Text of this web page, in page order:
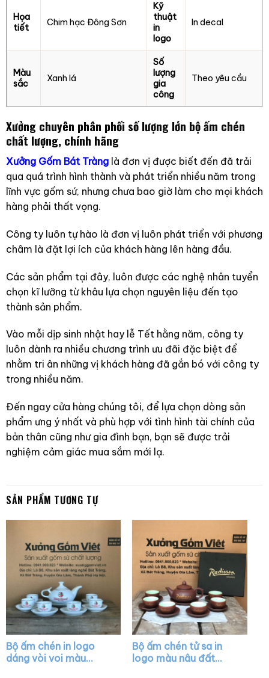
Họa
tiết
Chim hạc Đông Sơn
Kỹ
thuật
in
logo
In decal
Màu
sắc
Xanh lá
Số
lượng
gia
công
Theo yêu cầu
Xưởng chuyên phân phối số lượng lớn bộ ấm chén
chất lượng, chính hãng
Xưởng Gốm Bát Trànglà đơn vị được biết đến đã trải
qua quá trình hình thành và phát triển nhiều năm trong
lĩnh vực gốm sứ, nhưng chưa bao giờ làm cho mọi khách
hàng phải thất vọng.
Công ty luôn tự hào là đơn vị luôn phát triển với phương
châm là đặt lợi ích của khách hàng lên hàng đầu.
Các sản phẩm tại đây, luôn được các nghệ nhân tuyển
chọn kĩ lưỡng từ khâu lựa chọn nguyên liệu đến tạo
thành sản phẩm.
Vào mỗi dịp sinh nhật hay lễ Tết hằng năm, công ty
luôn dành ra nhiều chương trình ưu đãi đặc biệt để
nhằm tri ân những vị khách hàng đã gắn bó với công ty
trong nhiều năm.
Đến ngay cửa hàng chúng tôi, để lựa chọn dòng sản
phẩm ưng ý nhất và phù hợp với tình hình tài chính của
bản thân cũng như gia đình bạn, bạn sẽ được trải
nghiệm cảm giác mua sắm mới lạ.
SẢN PHẨM TƯƠNG TỰ
Bộ ấm chén in logo
dáng vòi voi màu
Bộ ấm chén tử sa in
logo màu nâu đất